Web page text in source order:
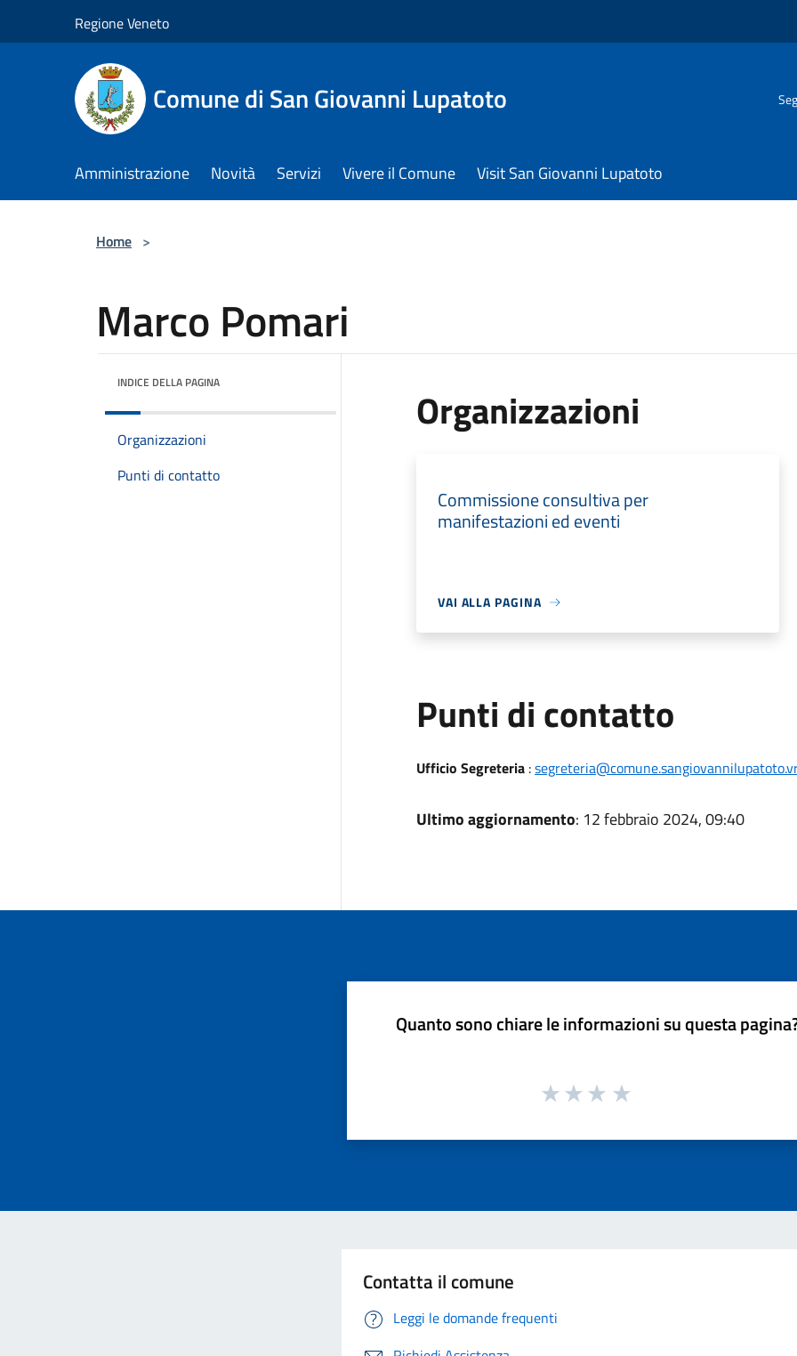
Regione Veneto
Comune di San Giovanni Lupatoto
Amministrazione Novità Servizi Vivere il Comune Visit San Giovanni Lupatoto
Home >
Marco Pomari
INDICE DELLA PAGINA
Organizzazioni
Punti di contatto
Organizzazioni
Commissione consultiva per
manifestazioni ed eventi
VAI ALLA PAGINA
Punti di contatto
Ufficio Segreteria:
Ultimo aggiornamento: 12 febbraio 2024, 09:40
Quanto sono chiare le informazioni su questa
Contatta il comune
Leggi le domande frequenti